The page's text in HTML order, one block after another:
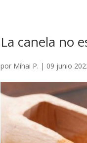
La canela no
por Mihai P. | 09 junio